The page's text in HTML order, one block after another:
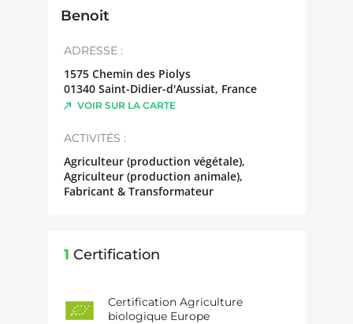
Benoit
ADRESSE :
1575 Chemin des Piolys
01340 Saint-Didier-d'Aussiat, France
VOIR SUR LA CARTE
ACTIVITÉS :
Agriculteur (production végétale),
Agriculteur (production animale),
Fabricant & Transformateur
1 Certification
Certification Agriculture
biologique Europe